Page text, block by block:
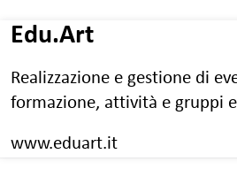
Edu.Art
Realizzazione e gestione di
formazione, attività e gruppi
www.eduart.it